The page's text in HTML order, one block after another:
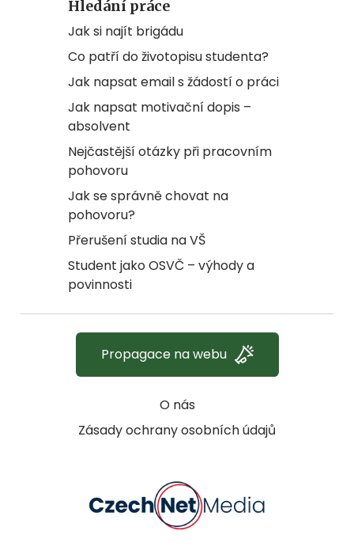
Hledání práce
Jak si najít brigádu
Co patří do životopisu studenta?
Jak napsat email s žádostí o práci
Jak napsat motivační dopis –
absolvent
Nejčastější otázky při pracovním
pohovoru
Jak se správně chovat na
pohovoru?
Přerušení studia na VŠ
Student jako OSVČ – výhody a
povinnosti
O nás
Zásady ochrany osobních údajů
Propagace na webu